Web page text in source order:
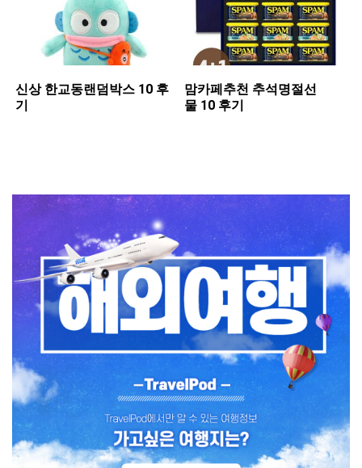
신상 ​한교동랜덤박스 10 후
기
맘카페추천 ​추석명절선
물 10 후기